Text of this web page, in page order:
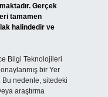
Gerçek
tamamen
halindedir ve
Bilgi Teknolojileri
bir Yer
Bu nedenle, sitedeki
araştırma